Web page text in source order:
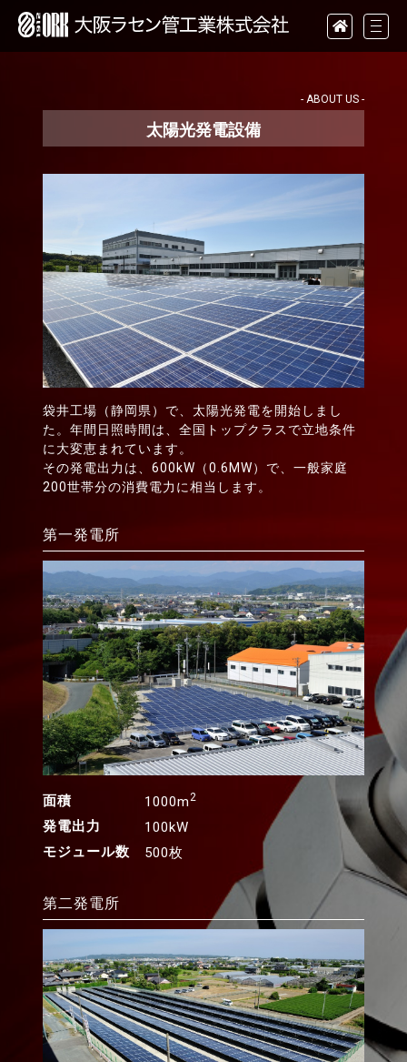
- ABOUT US -
太陽光発電設備
袋井工場（静岡県）で、太陽光発電を開始しまし
た。年間日照時間は、全国トップクラスで立地条件
に大変恵まれています。
その発電出力は、600kW（0.6MW）で、一般家庭
200世帯分の消費電力に相当します。
第一発電所
面積 1000m2
発電出力
100kW
モジュール数
500枚
第二発電所